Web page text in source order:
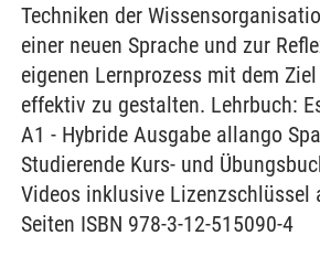
Techniken der
einer neuen Sprache und zur
eigenen Lernprozess mit dem
effektiv zu gestalten. Lehrbuch:
A1 - Hybride Ausgabe allango
Studierende Kurs- und
Videos inklusive Lizenzschlüssel
Seiten ISBN 978-3-12-515090-4